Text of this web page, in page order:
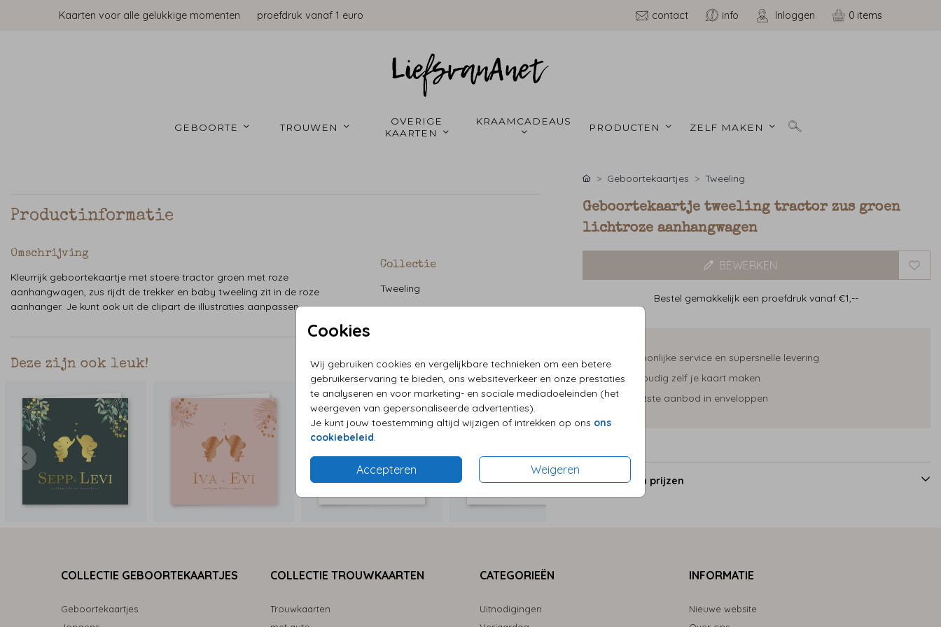
Kaarten voor alle gelukkige momenten proefdruk vanaf 1 euro contact info Inloggen 0
GEBOORTE TROUWEN
OVERIGE
KAARTEN
PRODUCTEN ZELF MAKEN
Cookies
Wij gebruiken cookies en vergelijkbare technieken om een betere
gebruikerservaring te bieden, ons websiteverkeer en onze prestaties
te analyseren en voor marketing- en sociale mediadoeleinden (het
weergeven van gepersonaliseerde advertenties).
Je kunt jouw toestemming altijd wijzigen of intrekken op ons ons
cookiebeleid.
Accepteren Weigeren
Productinformatie
Omschrijving
Kleurrijk geboortekaartje met stoere tractor groen met roze
aanhangwagen, zus rijdt de trekker en baby tweeling zit in de roze
aanhanger. Je kunt ook uit de clipart de illustraties aanpassen.
Collectie
Tweeling
Deze zijn ook leuk!
Geboortekaartjes Tweeling
Geboortekaartje tweeling tractor zus groen
lichtroze aanhangwagen
BEWERKEN
Bestel gemakkelijk een proefdruk vanaf €1,--
Persoonlijke service en supersnelle levering
Eenvoudig zelf je kaart maken
Grootste aanbod in enveloppen
Formaten en prijzen
COLLECTIE GEBOORTEKAARTJES
Geboortekaartjes
COLLECTIE TROUWKAARTEN
Trouwkaarten
CATEGORIEËN
Uitnodigingen
INFORMATIE
Nieuwe website